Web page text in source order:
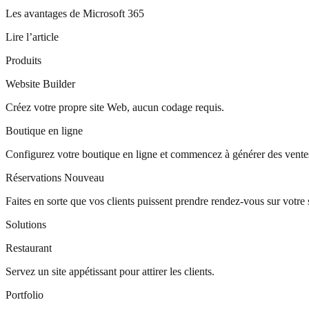
Les avantages de Microsoft 365
Lire l’article
Produits
Website Builder
Créez votre propre site Web, aucun codage requis.
Boutique en ligne
Configurez votre boutique en ligne et commencez à générer des
Réservations Nouveau
Faites en sorte que vos clients puissent prendre rendez-vous sur votre
Solutions
Restaurant
Servez un site appétissant pour attirer les clients.
Portfolio